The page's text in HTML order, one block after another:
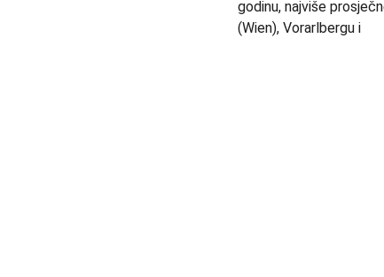
godinu, najviše
(Wien), Vorarlbergu i